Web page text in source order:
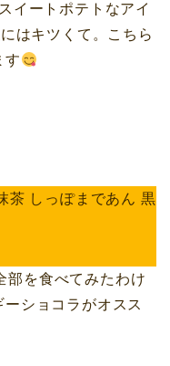
イートポテトなアイ
はキツくて。こちら
す
茶 しっぽまであん 黒
部を食べてみたわけ
ショコラがオスス